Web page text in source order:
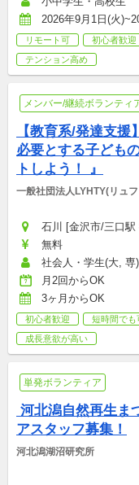
2026年9月1日(火
リモート可 初心者歓迎
テンション高め
メンバー/継続ボランティ
【教育系/発達支援
必要とする子ども
トしよう！ 』
一般社団法人LYHTY(リュ
石川 [金沢市/三口
無料
社会人・学生(大, 専
月2回からOK
3ヶ月からOK
初心者歓迎 短時間でも
成長意欲が高い
単発ボランティア
河北潟自然再生ま
アスタッフ募集！
河北潟湖沼研究所